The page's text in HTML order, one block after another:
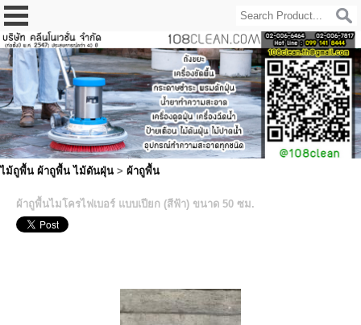
ไม้ถูพื้น ผ้าถูพื้น ไม้ดันฝุ่น > ผ้าถูพื้น
ผ้าถูพื้นไมโครไฟเบอร์ แบบเปียก (สีฟ้า) ขนาด 50 ซม.